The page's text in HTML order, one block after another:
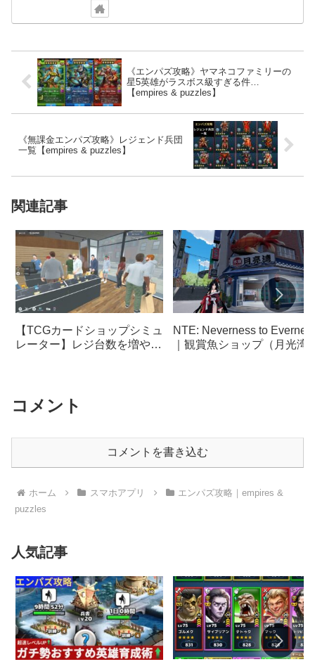
《エンパズ攻略》ヤマネコファミリーの
星5英雄がラスボス級すぎる件…
【empires & puzzles】
《無課金エンパズ攻略》レジェンド兵団
一覧【empires & puzzles】
関連記事
【TCGカードショップシミュ
レーター】レジ台数を増やす
NTE: Neverness to
｜観賞魚ショップ（月光湾
コメント
コメントを書き込む
ホーム スマホアプリ
エンパズ攻略｜empires &
puzzles
人気記事